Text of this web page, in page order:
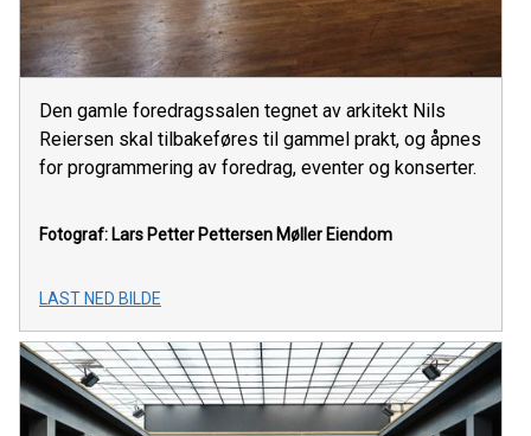
Den gamle foredragssalen tegnet av arkitekt Nils
Reiersen skal tilbakeføres til gammel prakt, og åpnes
for programmering av foredrag, eventer og konserter.
Fotograf: Lars Petter Pettersen Møller Eiendom
LAST NED BILDE